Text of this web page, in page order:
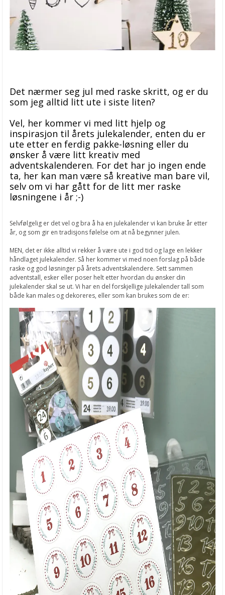
Det nærmer seg jul med raske skritt, og er du
som jeg alltid litt ute i siste liten?
Vel, her kommer vi med litt hjelp og
inspirasjon til årets julekalender, enten du er
ute etter en ferdig pakke-løsning eller du
ønsker å være litt kreativ med
adventskalenderen. For det har jo ingen ende
ta, her kan man være så kreative man bare vil,
selv om vi har gått for de litt mer raske
løsningene i år ;-)
Selvfølgelig er det vel og bra å ha en julekalender vi kan bruke år etter
år, og som gir en tradisjons følelse om at nå begynner julen.
MEN, det er ikke alltid vi rekker å være ute i god tid og lage en lekker
håndlaget julekalender. Så her kommer vi med noen forslag på både
raske og god løsninger på årets adventskalendere. Sett sammen
adventstall, esker eller poser helt etter hvordan du ønsker din
julekalender skal se ut. Vi har en del forskjellige julekalender tall som
både kan males og dekoreres, eller som kan brukes som de er: